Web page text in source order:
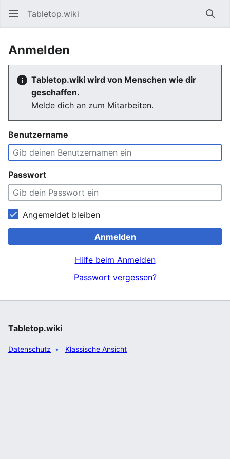
Tabletop.wiki
Anmelden
Tabletop.wiki wird von Menschen wie dir
geschaffen.
Melde dich an zum Mitarbeiten.
Benutzername
Passwort
Angemeldet bleiben
Anmelden
Hilfe beim Anmelden
Passwort vergessen?
Tabletop.wiki
Datenschutz Klassische Ansicht